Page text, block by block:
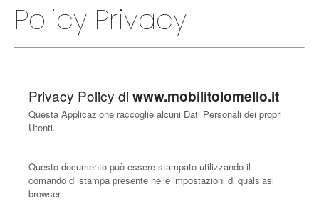
Policy Privacy
Privacy Policy di www.mobilitolomello.it
Questa Applicazione raccoglie alcuni Dati Personali dei propri
Utenti.
Questo documento può essere stampato utilizzando il
comando di stampa presente nelle impostazioni di qualsiasi
browser.